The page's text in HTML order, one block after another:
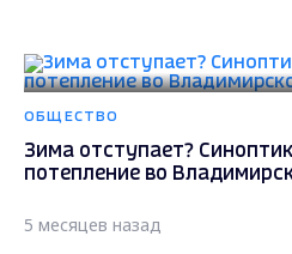
ОБЩЕСТВО
Зима отступает?
потепление во
5 месяцев назад